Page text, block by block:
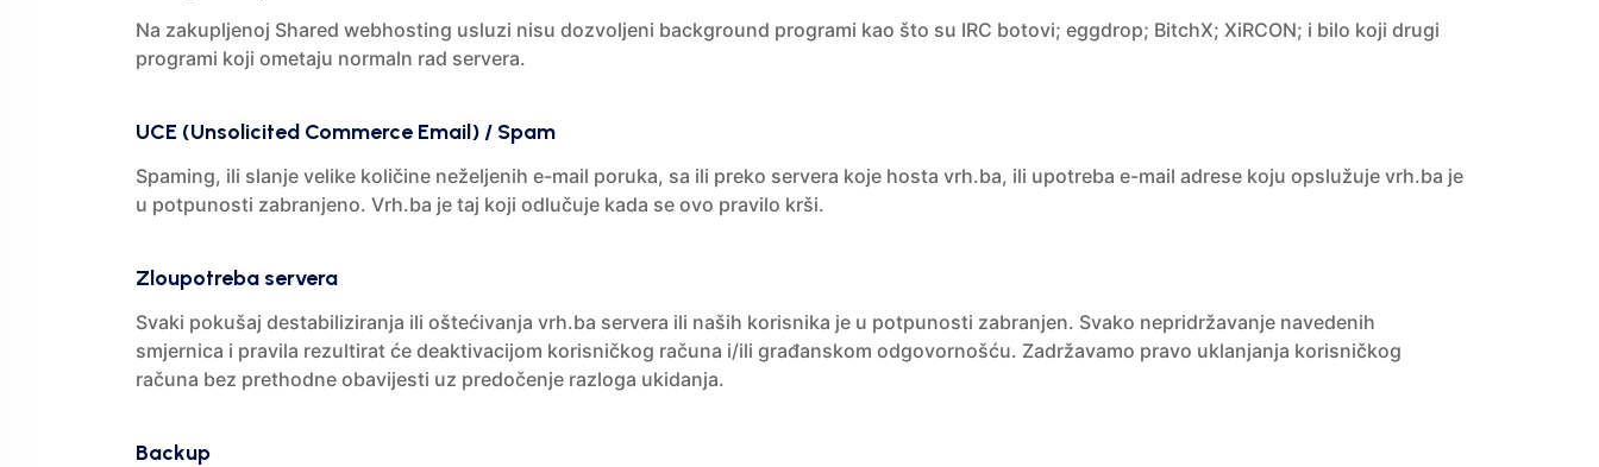
Na zakupljenoj Shared webhosting usluzi nisu dozvoljeni background programi kao što su IRC botovi; eggdrop; BitchX; XiRCON; i bilo koji drugi
programi koji ometaju normaln rad servera.
UCE (Unsolicited Commerce Email) / Spam
Spaming, ili slanje velike količine neželjenih e-mail poruka, sa ili preko servera koje hosta vrh.ba, ili upotreba e-mail adrese koju opslužuje vrh.ba je
u potpunosti zabranjeno. Vrh.ba je taj koji odlučuje kada se ovo pravilo krši.
Zloupotreba servera
Svaki pokušaj destabiliziranja ili oštećivanja vrh.ba servera ili naših korisnika je u potpunosti zabranjen. Svako nepridržavanje navedenih
smjernica i pravila rezultirat će deaktivacijom korisničkog računa i/ili građanskom odgovornošću. Zadržavamo pravo uklanjanja korisničkog
računa bez prethodne obavijesti uz predočenje razloga ukidanja.
Backup